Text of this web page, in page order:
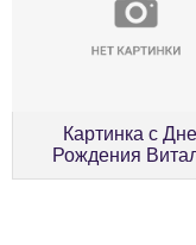
Картинка с
Рождения